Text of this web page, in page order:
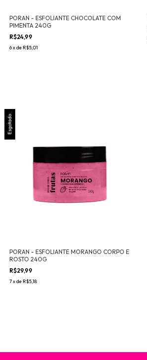
PORAN - ESFOLIANTE CHOCOLATE COM
PIMENTA 240G
R$24,99
6xde R$5,01
Esgotado
PORAN - ESFOLIANTE MORANGO CORPO E
ROSTO 240G
R$29,99
7xde R$5,18